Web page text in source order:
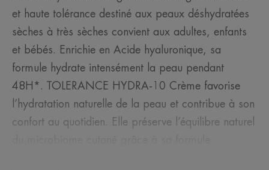
et haute tolérance destiné aux peaux déshydratées
sèches à très sèches convient aux adultes, enfants
et bébés. Enrichie en Acide hyaluronique, sa
formule hydrate intensément la peau pendant
48H*. TOLERANCE HYDRA-10 Crème favorise
l’hydratation naturelle de la peau et contribue à son
confort au quotidien. Elle préserve l’équilibre naturel